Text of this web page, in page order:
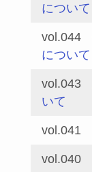
について
vol.044
について
vol.043
いて
vol.041
vol.040